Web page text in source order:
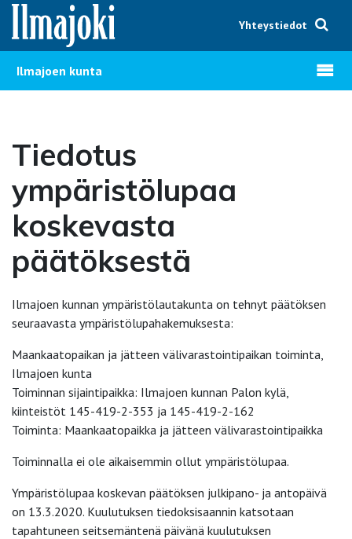
Hyppää sisältöön
Yhteystiedot
Ilmajoen kunta Avaa
Tiedotus
ympäristölupaa
koskevasta
päätöksestä
Ilmajoen kunnan ympäristölautakunta on tehnyt päätöksen
seuraavasta ympäristölupahakemuksesta:
Maankaatopaikan ja jätteen välivarastointipaikan toiminta,
Ilmajoen kunta
Toiminnan sijaintipaikka: Ilmajoen kunnan Palon kylä,
kiinteistöt 145-419-2-353 ja 145-419-2-162
Toiminta: Maankaatopaikka ja jätteen välivarastointipaikka
Toiminnalla ei ole aikaisemmin ollut ympäristölupaa.
Ympäristölupaa koskevan päätöksen julkipano- ja antopäivä
on 13.3.2020. Kuulutuksen tiedoksisaannin katsotaan
tapahtuneen seitsemäntenä päivänä kuulutuksen